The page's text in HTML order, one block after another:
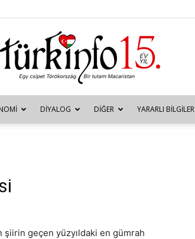
Türkinfo
DIYALOG DIĞER YARARLI BILGILER
geçen yüzyıldaki en gümrah